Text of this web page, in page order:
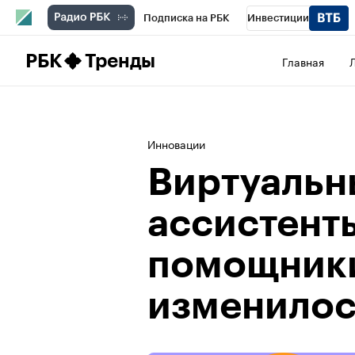
Подписка на РБК Инвестиции
РБК Тренды Главная
Инновации